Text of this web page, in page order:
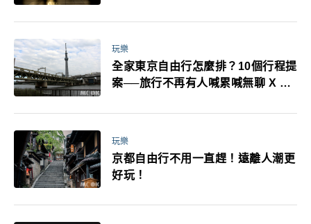
萬！注意事項一次看！
玩樂
全家東京自由行怎麼排？10個行程提
案──旅行不再有人喊累喊無聊 X 爸
玩樂
京都自由行不用一直趕！遠離人潮更
好玩！